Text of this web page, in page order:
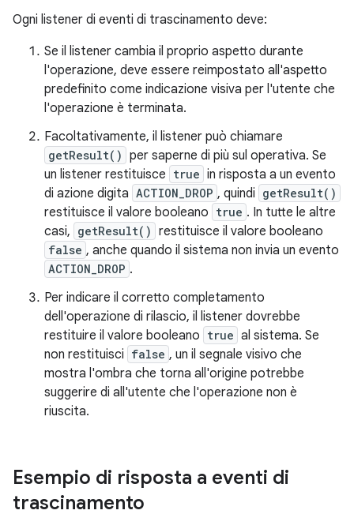
Ogni listener di eventi di trascinamento deve:
Se il listener cambia il proprio aspetto durante
l'operazione, deve essere reimpostato all'aspetto
predefinito come indicazione visiva per l'utente che
l'operazione è terminata.
Facoltativamente, il listener può chiamare
getResult() per saperne di più sul operativa. Se
un listener restituisce true in risposta a un evento
di azione digita ACTION_DROP , quindi getResult()
restituisce il valore booleano true . In tutte le altre
casi, getResult() restituisce il valore booleano
false , anche quando il sistema non invia un evento
ACTION_DROP .
Per indicare il corretto completamento
dell'operazione di rilascio, il listener dovrebbe
restituire il valore booleano true al sistema. Se
non restituisci false , un il segnale visivo che
mostra l'ombra che torna all'origine potrebbe
suggerire di all'utente che l'operazione non è
riuscita.
Esempio di risposta a eventi di
trascinamento